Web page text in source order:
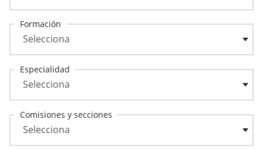
Formación
Especialidad
Comisiones y secciones